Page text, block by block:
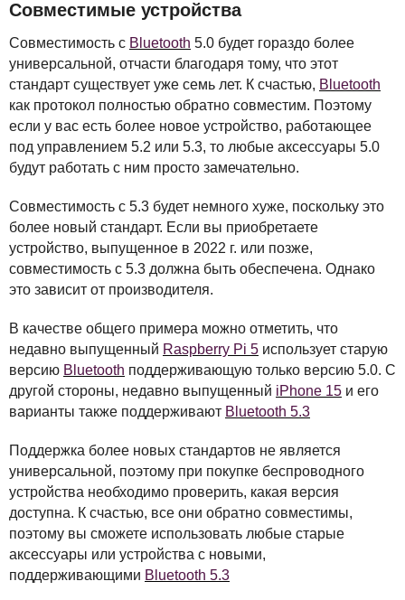
Совместимые устройства
Совместимость с Bluetooth 5.0 будет гораздо более
универсальной, отчасти благодаря тому, что этот
стандарт существует уже семь лет. К счастью, Bluetooth
как протокол полностью обратно совместим. Поэтому
если у вас есть более новое устройство, работающее
под управлением 5.2 или 5.3, то любые аксессуары 5.0
будут работать с ним просто замечательно.
Совместимость с 5.3 будет немного хуже, поскольку это
более новый стандарт. Если вы приобретаете
устройство, выпущенное в 2022 г. или позже,
совместимость с 5.3 должна быть обеспечена. Однако
это зависит от производителя.
В качестве общего примера можно отметить, что
недавно выпущенный Raspberry Pi 5 использует старую
версию Bluetooth поддерживающую только версию 5.0. С
другой стороны, недавно выпущенный iPhone 15 и его
варианты также поддерживают Bluetooth 5.3
Поддержка более новых стандартов не является
универсальной, поэтому при покупке беспроводного
устройства необходимо проверить, какая версия
доступна. К счастью, все они обратно совместимы,
поэтому вы сможете использовать любые старые
аксессуары или устройства с новыми,
поддерживающими Bluetooth 5.3